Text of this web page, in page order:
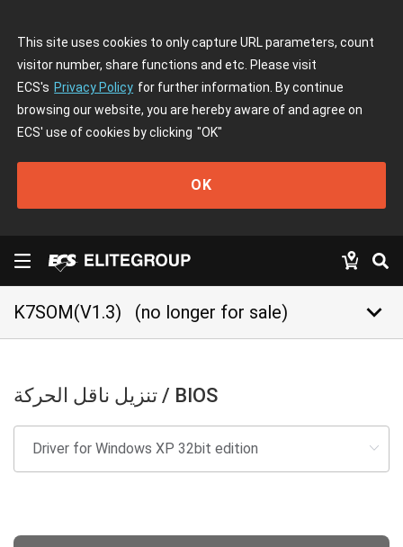
This site uses cookies to only capture URL parameters, count
visitor number, share functions and etc. Please visit
ECS's Privacy Policy for further information. By continue
browsing our website, you are hereby aware of and agree on
ECS' use of cookies by clicking "OK"
OK
K7SOM(V1.3) (no longer for sale) keyboard_arrow_down
تنزيل ناقل الحركة / BIOS